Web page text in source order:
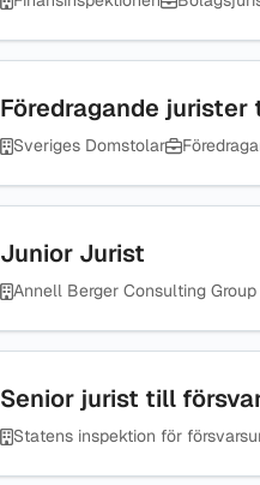
Föredragande
Sveriges Domstolar
Junior Jurist
Annell Berger Consulting Group
Senior jurist till
Statens inspektion för